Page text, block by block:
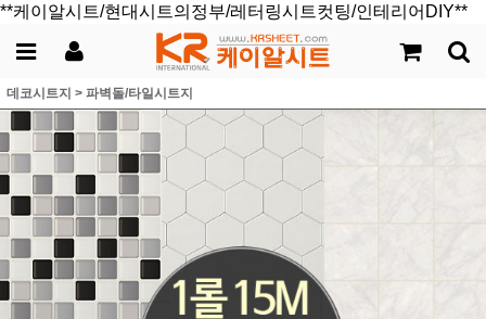
**케이알시트/현대시트의정부/레터링시트컷팅/인테리어DIY**
데코시트지 > 파벽돌/타일시트지